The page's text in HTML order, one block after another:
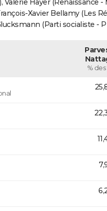
Hayer (Renaissance -
Xavier Bellamy (Les
(Parti socialiste -
%